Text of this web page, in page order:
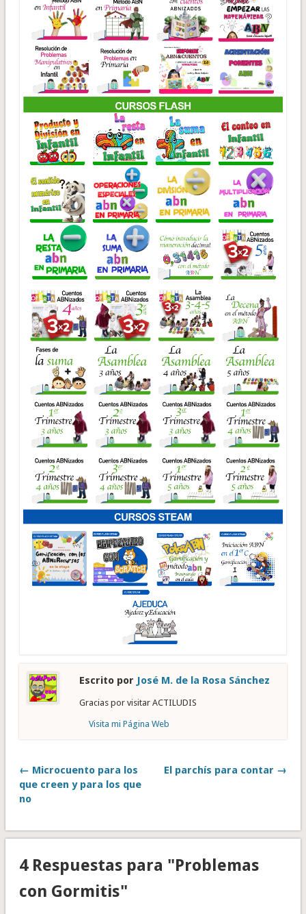
Escrito por José M. de la Rosa Sánchez
Gracias por visitar ACTILUDIS
Visita mi Página Web
← Microcuento para los
que creen y para los que
no
El parchís para contar →
4 Respuestas para "Problemas
con Gormitis"